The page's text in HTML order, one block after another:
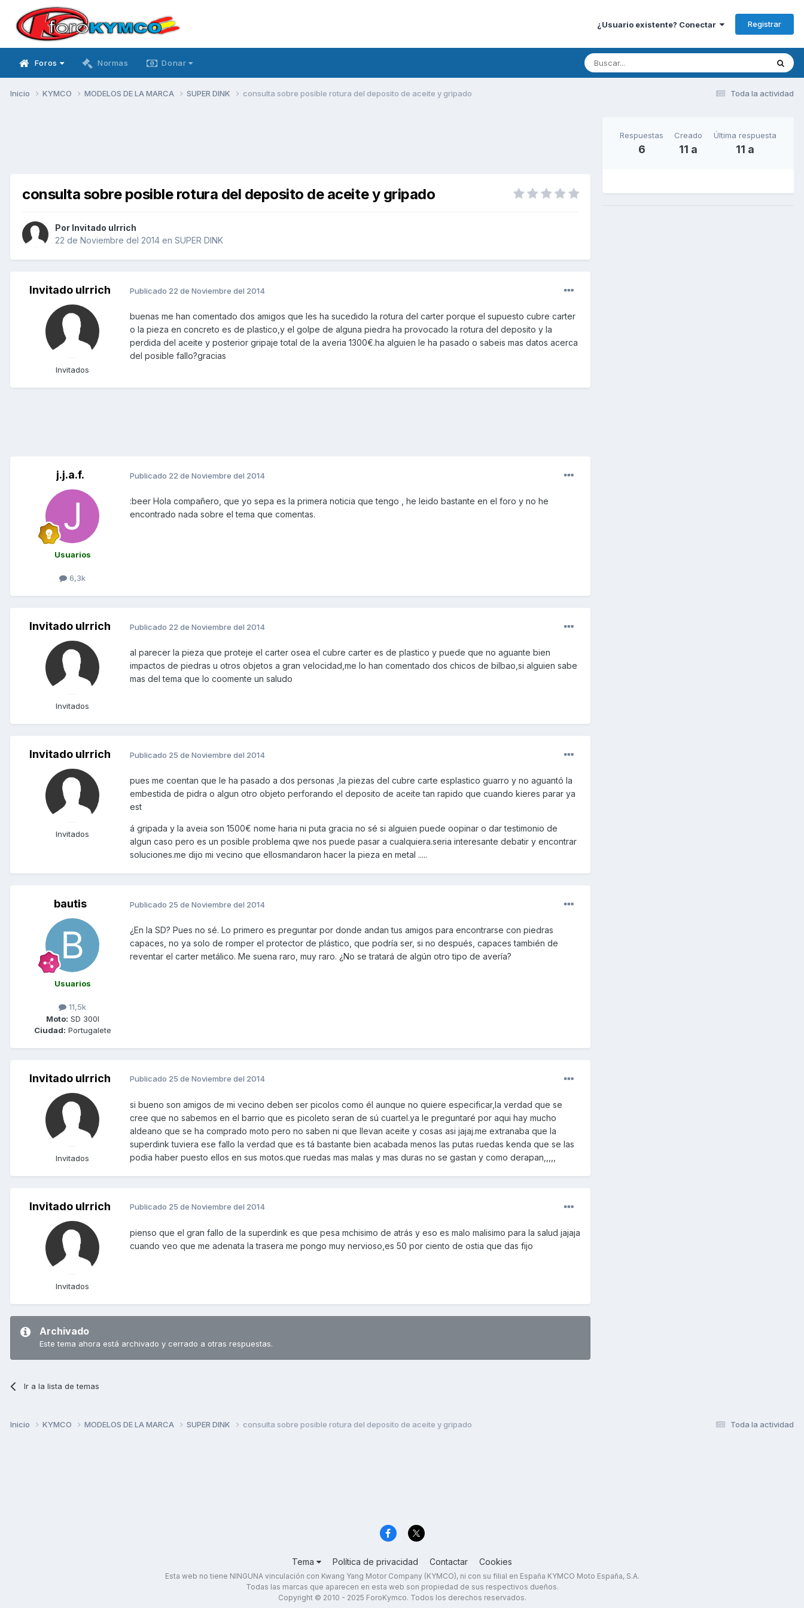
¿Usuario existente? Conectar Registrar
Foros Normas Donar
Toda la actividad
Inicio KYMCO MODELOS DE LA MARCA SUPER DINK consulta sobre posible rotura del deposito de aceite y gripado
consulta sobre posible rotura del deposito de aceite y gripado
Por Invitado ulrrich
22 de Noviembre del 2014 en SUPER DINK
Invitado ulrrich
Invitados
Publicado 22 de Noviembre del 2014
buenas me han comentado dos amigos que les ha sucedido la rotura del carter porque el supuesto cubre carter
o la pieza en concreto es de plastico,y el golpe de alguna piedra ha provocado la rotura del deposito y la
perdida del aceite y posterior gripaje total de la averia 1300€.ha alguien le ha pasado o sabeis mas datos acerca
del posible fallo?gracias
j.j.a.f.
Usuarios
6,3k
Publicado 22 de Noviembre del 2014
:beer Hola compañero, que yo sepa es la primera noticia que tengo , he leido bastante en el foro y no he
encontrado nada sobre el tema que comentas.
Invitado ulrrich
Invitados
Publicado 22 de Noviembre del 2014
al parecer la pieza que proteje el carter osea el cubre carter es de plastico y puede que no aguante bien
impactos de piedras u otros objetos a gran velocidad,me lo han comentado dos chicos de bilbao,si alguien sabe
mas del tema que lo coomente un saludo
Invitado ulrrich
Invitados
Publicado 25 de Noviembre del 2014
pues me coentan que le ha pasado a dos personas ,la piezas del cubre carte esplastico guarro y no aguantó la
embestida de pidra o algun otro objeto perforando el deposito de aceite tan rapido que cuando kieres parar ya
est
á gripada y la aveia son 1500€ nome haria ni puta gracia no sé si alguien puede oopinar o dar testimonio de
algun caso pero es un posible problema qwe nos puede pasar a cualquiera.seria interesante debatir y encontrar
soluciones.me dijo mi vecino que ellosmandaron hacer la pieza en metal .....
bautis
Usuarios
11,5k
Moto: SD 300I
Ciudad: Portugalete
Publicado 25 de Noviembre del 2014
¿En la SD? Pues no sé. Lo primero es preguntar por donde andan tus amigos para encontrarse con piedras
capaces, no ya solo de romper el protector de plástico, que podría ser, si no después, capaces también de
reventar el carter metálico. Me suena raro, muy raro. ¿No se tratará de algún otro tipo de avería?
Invitado ulrrich
Invitados
Publicado 25 de Noviembre del 2014
si bueno son amigos de mi vecino deben ser picolos como él aunque no quiere especificar,la verdad que se
cree que no sabemos en el barrio que es picoleto seran de sú cuartel.ya le preguntaré por aqui hay mucho
aldeano que se ha comprado moto pero no saben ni que llevan aceite y cosas asi jajaj.me extranaba que la
superdink tuviera ese fallo la verdad que es tá bastante bien acabada menos las putas ruedas kenda que se las
podia haber puesto ellos en sus motos.que ruedas mas malas y mas duras no se gastan y como derapan,,,,,
Invitado ulrrich
Invitados
Publicado 25 de Noviembre del 2014
pienso que el gran fallo de la superdink es que pesa mchisimo de atrás y eso es malo malisimo para la salud jajaja
cuando veo que me adenata la trasera me pongo muy nervioso,es 50 por ciento de ostia que das fijo
Archivado
Este tema ahora está archivado y cerrado a otras respuestas.
Ir a la lista de temas
Respuestas
6
Creado
11 a
Última respuesta
11 a
Toda la actividad
Inicio KYMCO MODELOS DE LA MARCA SUPER DINK consulta sobre posible rotura del deposito de aceite y gripado
Tema Política de privacidad Contactar Cookies
Esta web no tiene NINGUNA vinculación con Kwang Yang Motor Company (KYMCO), ni con su filial en España KYMCO Moto España, S.A.
Todas las marcas que aparecen en esta web son propiedad de sus respectivos dueños.
Copyright © 2010 - 2025 ForoKymco. Todos los derechos reservados.